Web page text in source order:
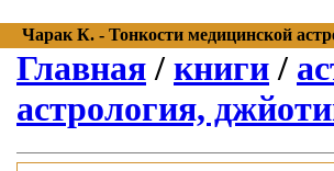
Чарак К. - Тонкости медицинской
Главная / книги /
астрология,